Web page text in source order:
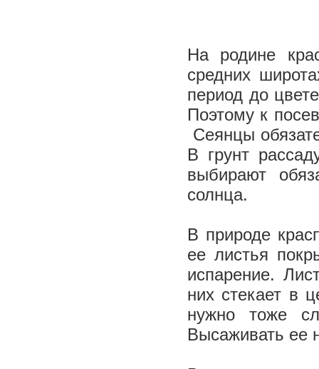
На родине
средних
период до
Поэтому к
Сеянцы
В грунт
выбирают
солнца.
В природе
ее листья
испарение.
них стекает в
нужно тоже
Высаживать ее